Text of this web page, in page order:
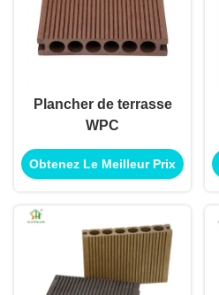
Plancher de terrasse
WPC
Obtenez Le Meilleur Prix